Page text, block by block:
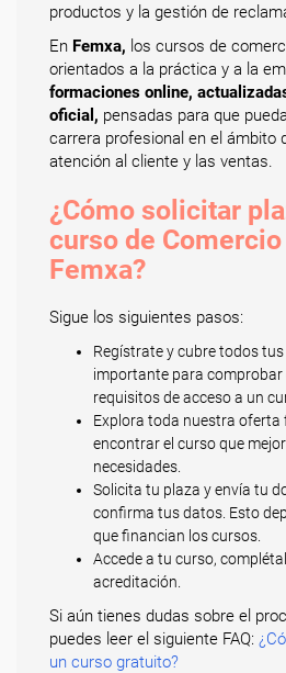
productos y la gestión de
En Femxa, los cursos de
orientados a la práctica y a la
formaciones online,
oficial, pensadas para que
carrera profesional en el ámbito
atención al cliente y las ventas.
¿Cómo solicitar
curso de
Femxa?
Sigue los siguientes pasos:
Regístrate y cubre todos
importante para
requisitos de acceso a un
Explora toda nuestra
encontrar el curso que
necesidades.
Solicita tu plaza y envía tu
confirma tus datos. Esto
que financian los cursos.
Accede a tu curso,
acreditación.
Si aún tienes dudas sobre el
puedes leer el siguiente FAQ:
un curso gratuito?